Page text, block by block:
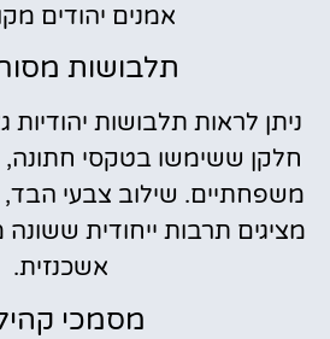
אמנים יהודים
תלבושות
ניתן לראות תלבושות יהודיות
חלקן ששימשו בטקסי חתונה,
משפחתיים. שילוב צבעי הבד,
מציגים תרבות ייחודית
אשכנזית.
מסמכי